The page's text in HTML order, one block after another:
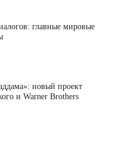
главные мировые
новый проект
и Warner Brothers